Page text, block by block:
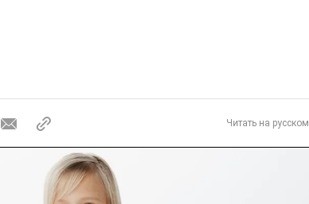
Читать на русском